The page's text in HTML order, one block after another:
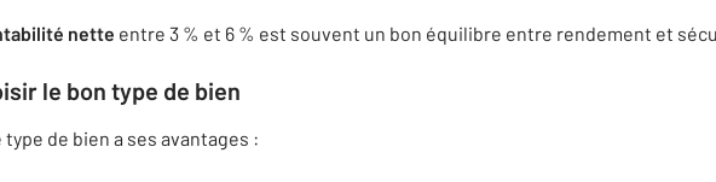
nette entre 3 % et 6 % est souvent un bon équilibre entre rendement et
le bon type de bien
type de bien a ses avantages :